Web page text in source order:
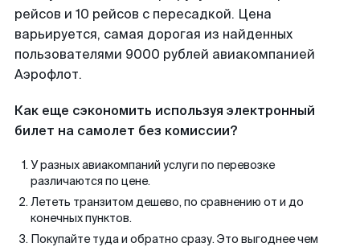
рейсов и 10 рейсов с пересадкой. Цена
варьируется, самая дорогая из найденных
пользователями 9000 рублей авиакомпанией
Аэрофлот.
Как еще сэкономить используя электронный
билет на самолет без комиссии?
У разных авиакомпаний услуги по перевозке
различаются по цене.
Лететь транзитом дешево, по сравнению от и до
конечных пунктов.
Покупайте туда и обратно сразу. Это выгоднее чем